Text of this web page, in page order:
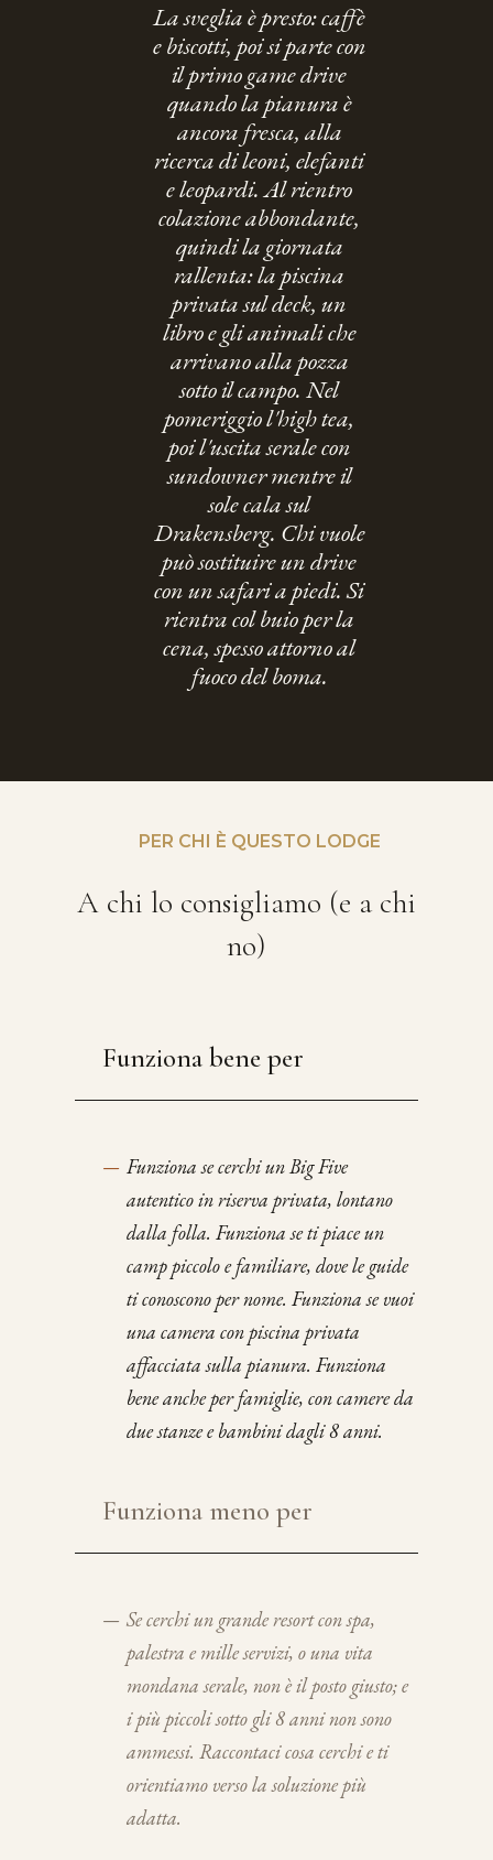
La sveglia è presto: caffè
e biscotti, poi si parte con
il primo game drive
quando la pianura è
ancora fresca, alla
ricerca di leoni, elefanti
e leopardi. Al rientro
colazione abbondante,
quindi la giornata
rallenta: la piscina
privata sul deck, un
libro e gli animali che
arrivano alla pozza
sotto il campo. Nel
pomeriggio l'high tea,
poi l'uscita serale con
sundowner mentre il
sole cala sul
Drakensberg. Chi vuole
può sostituire un drive
con un safari a piedi. Si
rientra col buio per la
cena, spesso attorno al
fuoco del boma.
PER CHI È QUESTO LODGE
A chi lo consigliamo (e a chi
no)
Funziona bene per
— Funziona se cerchi un Big Five
autentico in riserva privata, lontano
dalla folla. Funziona se ti piace un
camp piccolo e familiare, dove le guide
ti conoscono per nome. Funziona se vuoi
una camera con piscina privata
affacciata sulla pianura. Funziona
bene anche per famiglie, con camere da
due stanze e bambini dagli 8 anni.
Funziona meno per
— Se cerchi un grande resort con spa,
palestra e mille servizi, o una vita
mondana serale, non è il posto giusto; e
i più piccoli sotto gli 8 anni non sono
ammessi. Raccontaci cosa cerchi e ti
orientiamo verso la soluzione più
adatta.